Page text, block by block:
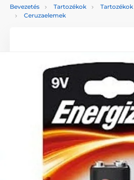
Bevezetés Tartozékok
Ceruzaelemek